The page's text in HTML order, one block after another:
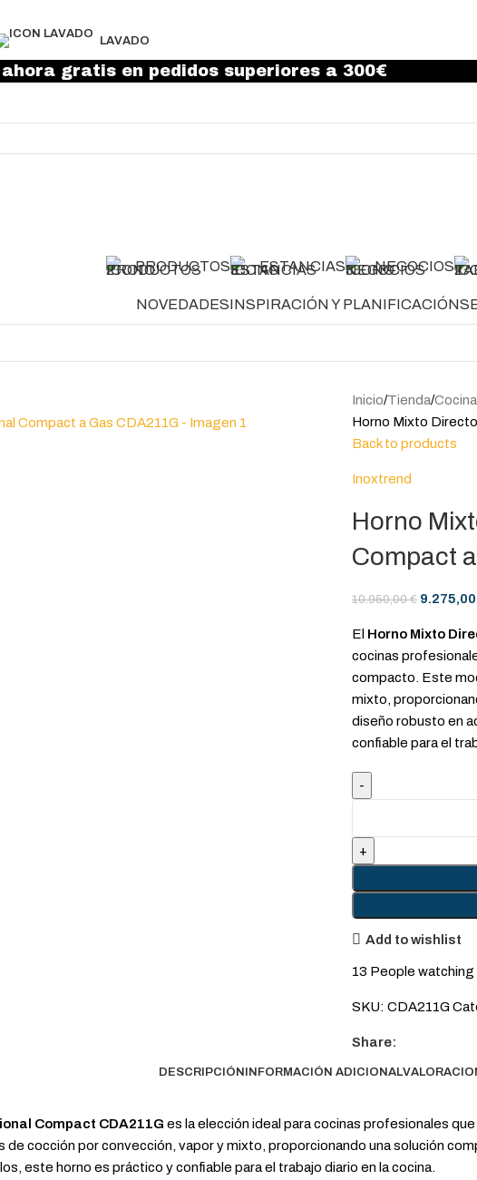
LAVADO
gratis en pedidos superiores a 300€
PRODUCTOS ESTANCIAS NEGOCIOS
NOVEDADESINSPIRACIÓN Y PLANIFICACIÓN
Inicio Tienda
Horno Mixto
Back to products
Inoxtrend
Horno
Compact
10.950,00€ 9.275,00
El Horno Mixto
cocinas
compacto. Este
mixto,
diseño robusto en
confiable para el
Add to wishlist
13 People
SKU: CDA211G
Share:
DESCRIPCIÓNINFORMACIÓN ADICIONAL
Compact CDA211G es la elección ideal para cocinas profesionales
cocción por convección, vapor y mixto, proporcionando una solución
este horno es práctico y confiable para el trabajo diario en la cocina.